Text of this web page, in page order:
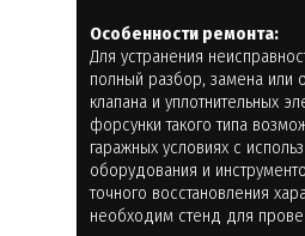
Особенности ремонта:
Для устранения
полный разбор, замена или
клапана и уплотнительных
форсунки такого типа
гаражных условиях с
оборудования и
точного восстановления
необходим стенд для